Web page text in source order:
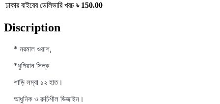
ঢাকার বাইরের ডেলিভারি খরচ ৳ 150.00
Discription
* নরমাল ওয়াশ,
*ধুপিয়ান সিল্ক
শাড়ি লম্বা ১২ হাত।
আধুনিক ও রুচিশীল ডিজাইন।